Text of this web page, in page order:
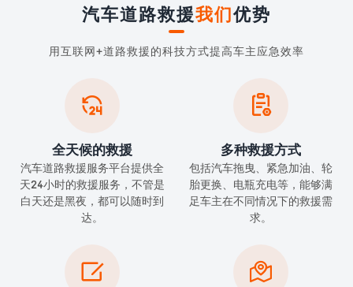
汽车道路救援我们优势
用互联网+道路救援的科技方式提高车主应急效率

全天候的救援
汽车道路救援服务平台提供全
天24小时的救援服务，不管是
白天还是黑夜，都可以随时到
达。

多种救援方式
包括汽车拖曳、紧急加油、轮
胎更换、电瓶充电等，能够满
足车主在不同情况下的救援需
求。
 